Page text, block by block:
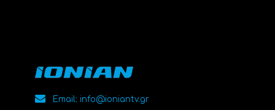
Email: info@ioniantv.gr